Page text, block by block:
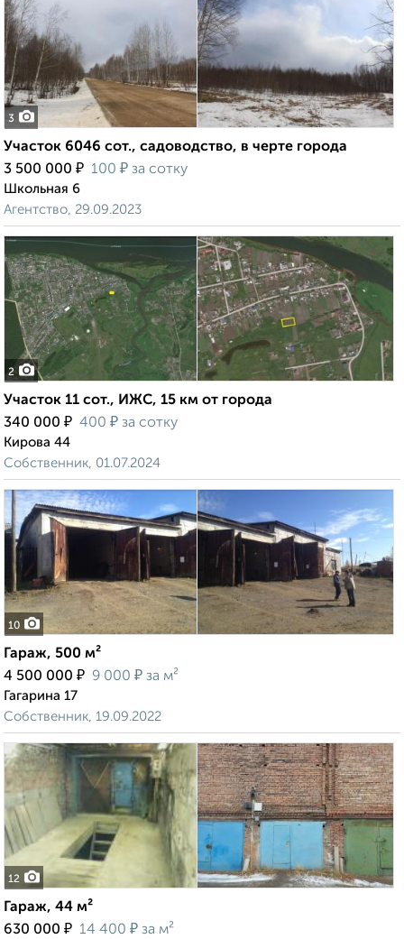
3
Участок 6046 сот., садоводство, в черте города
3 500 000 ₽ 100 ₽ за сотку
Школьная 6
Агентство, 29.09.2023
2
Участок 11 сот., ИЖС, 15 км от города
340 000 ₽ 400 ₽ за сотку
Кирова 44
Собственник, 01.07.2024
10
Гараж, 500 м²
4 500 000 ₽ 9 000 ₽ за м²
Гагарина 17
Собственник, 19.09.2022
12
Гараж, 44 м²
630 000 ₽ 14 400 ₽ за м²